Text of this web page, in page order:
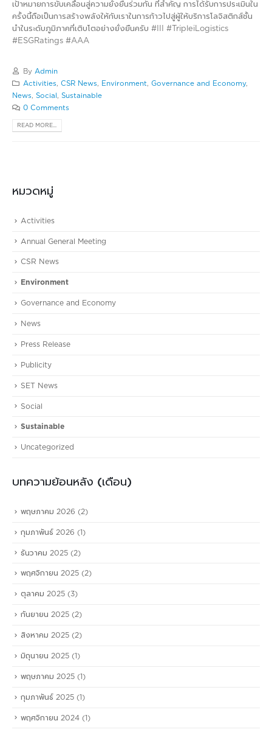
เป้าหมายการขับเคลื่อนสู่ความยั่งยืนร่วมกัน ที่สำคัญ การได้รับการประเมินใน
ครั้งนี้ถือเป็นการสร้างพลังให้กับเราในการก้าวไปสู่ผู้ให้บริการโลจิสติกส์ชั้น
นำในระดับภูมิภาคที่เติบโตอย่างยั่งยืนครับ #III #TripleiLogistics
#ESGRatings #AAA
By Admin
Activities, CSR News, Environment, Governance and Economy,
News, Social , Sustainable
0 Comments
READ MORE...
หมวดหมู่
Activities
Annual General Meeting
CSR News
Environment
Governance and Economy
News
Press Release
Publicity
SET News
Social
Sustainable
Uncategorized
บทความย้อนหลัง (เดือน)
พฤษภาคม 2026 (2)
กุมภาพันธ์ 2026 (1)
ธันวาคม 2025 (2)
พฤศจิกายน 2025 (2)
ตุลาคม 2025 (3)
กันยายน 2025 (2)
สิงหาคม 2025 (2)
มิถุนายน 2025 (1)
พฤษภาคม 2025 (1)
กุมภาพันธ์ 2025 (1)
พฤศจิกายน 2024 (1)